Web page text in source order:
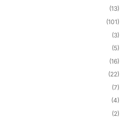
(13)
(101)
(3)
(5)
(16)
(22)
(7)
(4)
(2)